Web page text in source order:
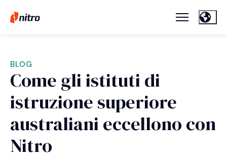
BLOG
Come gli istituti di
istruzione superiore
australiani eccellono con
Nitro